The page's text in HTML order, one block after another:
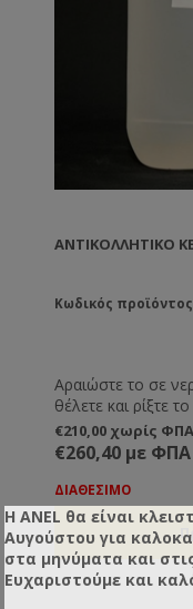
ΑΝΤΙΚΟΛΛΗΤΙΚΌ
Κωδικός
Αραιώστε το σε
θέλετε και ρίξτε
καλύτερο από
πρόσφυση του
ενδεδειγμένο για
κηρηθροποιεία.
€210,00 χωρίς ΦΠΑ
€260,40 με ΦΠΑ
ΔΙΑΘΕΣΙΜΟ
Η ANEL θα είναι
Αυγούστου για
στα μηνύματα και
Ευχαριστούμε και